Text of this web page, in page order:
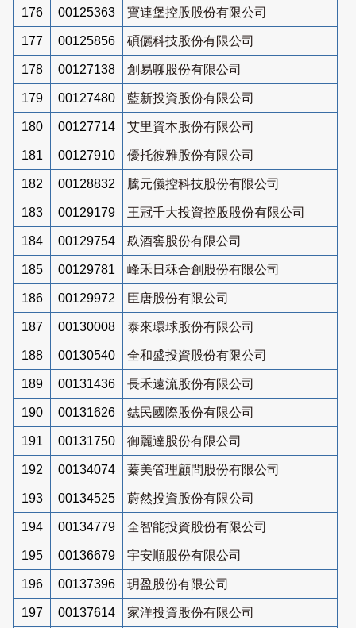
176 00125363 寶連堡控股股份有限公司
177 00125856 碩儷科技股份有限公司
178 00127138 創易聊股份有限公司
179 00127480 藍新投資股份有限公司
180 00127714 艾里資本股份有限公司
181 00127910 優托彼雅股份有限公司
182 00128832 騰元儀控科技股份有限公司
183 00129179 王冠千大投資控股股份有限公司
184 00129754 镹酒窖股份有限公司
185 00129781 峰禾日秝合創股份有限公司
186 00129972 臣唐股份有限公司
187 00130008 泰來環球股份有限公司
188 00130540 全和盛投資股份有限公司
189 00131436 長禾遠流股份有限公司
190 00131626 鋕民國際股份有限公司
191 00131750 御麗達股份有限公司
192 00134074 蓁美管理顧問股份有限公司
193 00134525 蔚然投資股份有限公司
194 00134779 全智能投資股份有限公司
195 00136679 宇安順股份有限公司
196 00137396 玥盈股份有限公司
197 00137614 家洋投資股份有限公司